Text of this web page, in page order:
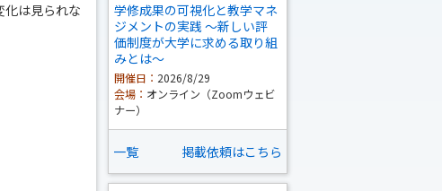
化は見られな
学修成果の可視化と教学マネ
ジメントの実践 ～新しい評
価制度が大学に求める取り組
みとは～
開催日： 2026/8/29
会場： オンライン（Zoomウェビ
ナー）
一覧 掲載依頼はこちら